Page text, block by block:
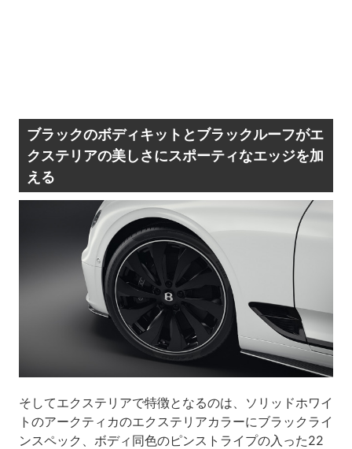
ブラックのボディキットとブラックルーフがエ
クステリアの美しさにスポーティなエッジを加
える
そしてエクステリアで特徴となるのは、ソリッドホワイ
トのアークティカのエクステリアカラーにブラックライ
ンスペック、ボディ同色のピンストライプの入った22